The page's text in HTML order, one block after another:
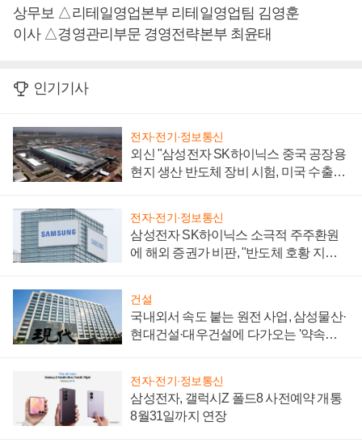
상무보 △리테일영업본부 리테일영업팀 김영훈
이사 △경영관리부문 경영전략본부 최윤태
인기기사
전자·전기·정보통신
외신 "삼성전자 SK하이닉스 중국 공장용
현지 생산 반도체 장비 시험, 미국 수출통
전자·전기·정보통신
삼성전자 SK하이닉스 소극적 주주환원
에 해외 증권가 비판, "반도체 호황 지속
건설
국내외서 속도 붙는 원전 사업, 삼성물산·
현대건설·대우건설에 다가오는 '약속의
전자·전기·정보통신
삼성전자, 갤럭시Z 폴드8 사전예약 개통
8월31일까지 연장